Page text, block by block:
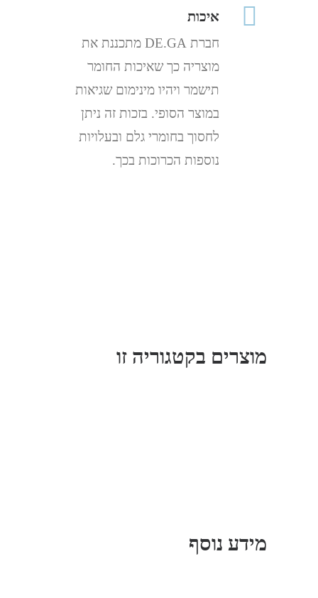
איכות
חברת DE.GA מתכננת את
מוצריה כך שאיכות החומר
תישמר ויהיו מינימום שגיאות
במוצר הסופי. בזכות זה ניתן
לחסוך בחומרי גלם ובעלויות
נוספות הכרוכות בכך.
מוצרים בקטגוריה זו
מידע נוסף